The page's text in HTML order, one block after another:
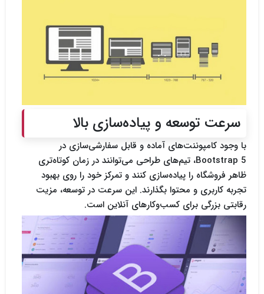
سرعت توسعه و پیاده‌سازی بالا
با وجود کامپوننت‌های آماده و قابل سفارشی‌سازی در
Bootstrap 5، تیم‌های طراحی می‌توانند در زمان کوتاه‌تری
ظاهر فروشگاه را پیاده‌سازی کنند و تمرکز خود را روی بهبود
تجربه کاربری و محتوا بگذارند. این سرعت در توسعه، مزیت
رقابتی بزرگی برای کسب‌وکارهای آنلاین است.